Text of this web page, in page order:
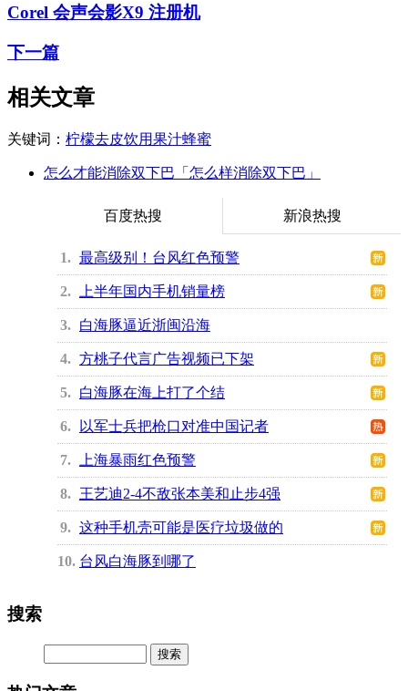
Corel 会声会影X9 注册机
下一篇
相关文章
关键词： 柠檬去皮饮用果汁蜂蜜
怎么才能消除双下巴「怎么样消除双下巴」
百度热搜 新浪热搜
1 最高级别！台风红色预警
2 上半年国内手机销量榜
3 白海豚逼近浙闽沿海
4 方桃子代言广告视频已下架
5 白海豚在海上打了个结
6 以军士兵把枪口对准中国记者
7 上海暴雨红色预警
8 王艺迪2-4不敌张本美和止步4强
9 这种手机壳可能是医疗垃圾做的
10 台风白海豚到哪了
搜索